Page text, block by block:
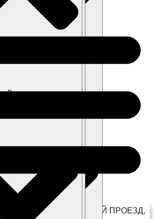
КОММЕРЧЕСКИЙ ПРОЕЗД,
Владельцам